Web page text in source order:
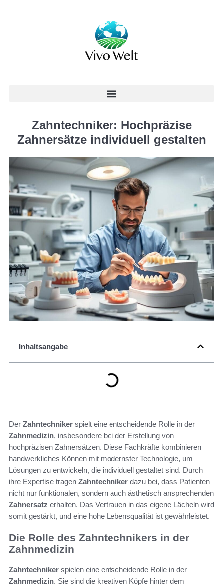
Zahntechniker: Hochpräzise
Zahnersätze individuell gestalten
Inhaltsangabe
Der Zahntechniker spielt eine entscheidende Rolle in der
Zahnmedizin, insbesondere bei der Erstellung von
hochpräzisen Zahnersätzen. Diese Fachkräfte kombinieren
handwerkliches Können mit modernster Technologie, um
Lösungen zu entwickeln, die individuell gestaltet sind. Durch
ihre Expertise tragen Zahntechniker dazu bei, dass Patienten
nicht nur funktionalen, sondern auch ästhetisch ansprechenden
Zahnersatz erhalten. Das Vertrauen in das eigene Lächeln wird
somit gestärkt, und eine hohe Lebensqualität ist gewährleistet.
Die Rolle des Zahntechnikers in der
Zahnmedizin
Zahntechniker spielen eine entscheidende Rolle in der
Zahnmedizin. Sie sind die kreativen Köpfe hinter dem